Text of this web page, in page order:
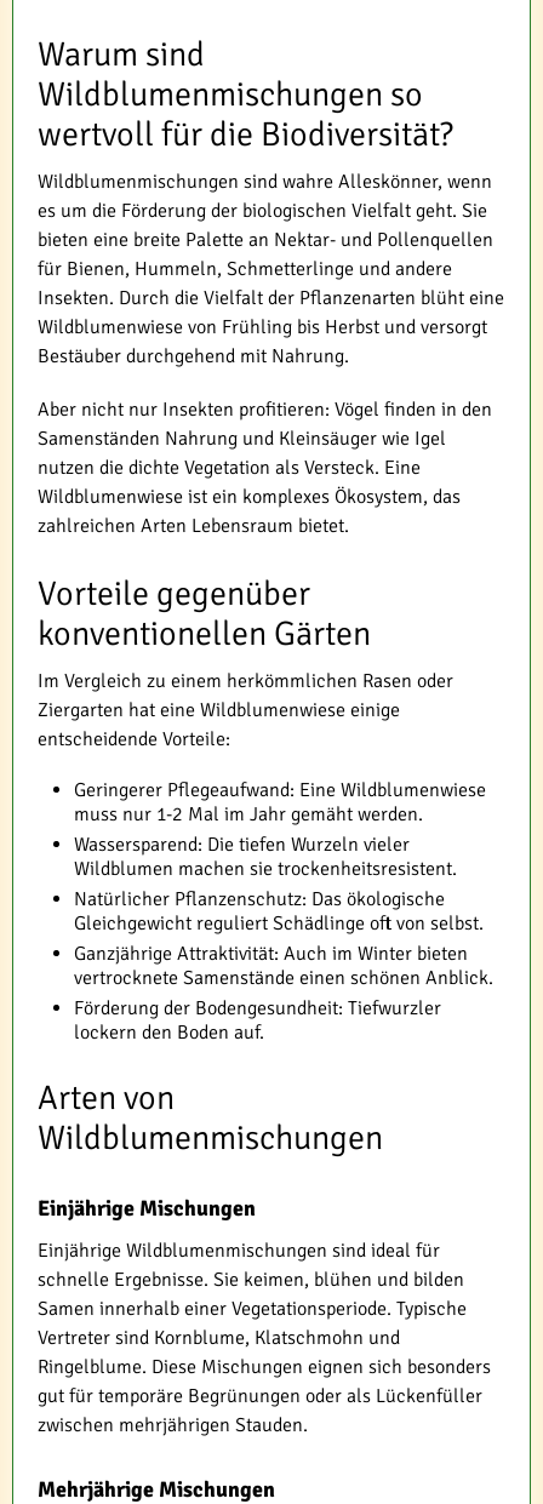
Warum sind
Wildblumenmischungen so
wertvoll für die Biodiversität?
Wildblumenmischungen sind wahre Alleskönner, wenn
es um die Förderung der biologischen Vielfalt geht. Sie
bieten eine breite Palette an Nektar- und Pollenquellen
für Bienen, Hummeln, Schmetterlinge und andere
Insekten. Durch die Vielfalt der Pflanzenarten blüht eine
Wildblumenwiese von Frühling bis Herbst und versorgt
Bestäuber durchgehend mit Nahrung.
Aber nicht nur Insekten profitieren: Vögel finden in den
Samenständen Nahrung und Kleinsäuger wie Igel
nutzen die dichte Vegetation als Versteck. Eine
Wildblumenwiese ist ein komplexes Ökosystem, das
zahlreichen Arten Lebensraum bietet.
Vorteile gegenüber
konventionellen Gärten
Im Vergleich zu einem herkömmlichen Rasen oder
Ziergarten hat eine Wildblumenwiese einige
entscheidende Vorteile:
Geringerer Pflegeaufwand: Eine Wildblumenwiese
muss nur 1-2 Mal im Jahr gemäht werden.
Wassersparend: Die tiefen Wurzeln vieler
Wildblumen machen sie trockenheitsresistent.
Natürlicher Pflanzenschutz: Das ökologische
Gleichgewicht reguliert Schädlinge oft von selbst.
Ganzjährige Attraktivität: Auch im Winter bieten
vertrocknete Samenstände einen schönen Anblick.
Förderung der Bodengesundheit: Tiefwurzler
lockern den Boden auf.
Arten von
Wildblumenmischungen
Einjährige Mischungen
Einjährige Wildblumenmischungen sind ideal für
schnelle Ergebnisse. Sie keimen, blühen und bilden
Samen innerhalb einer Vegetationsperiode. Typische
Vertreter sind Kornblume, Klatschmohn und
Ringelblume. Diese Mischungen eignen sich besonders
gut für temporäre Begrünungen oder als Lückenfüller
zwischen mehrjährigen Stauden.
Mehrjährige Mischungen